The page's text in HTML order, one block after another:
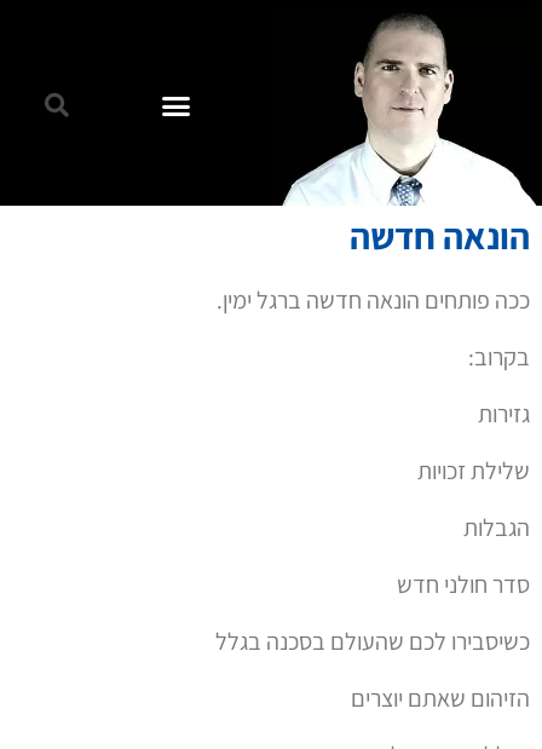
הונאה חדשה
ככה פותחים הונאה חדשה ברגל ימין.
בקרוב:
גזירות
שלילת זכויות
הגבלות
סדר חולני חדש
כשיסבירו לכם שהעולם בסכנה בגלל
הזיהום שאתם יוצרים